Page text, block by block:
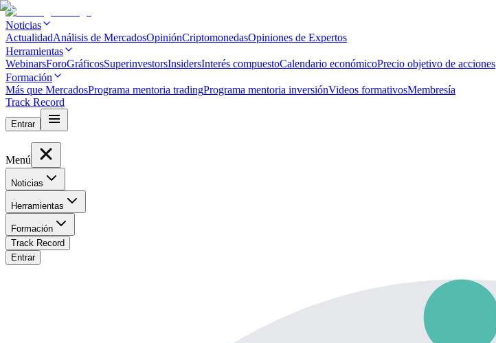
Noticias
ActualidadAnálisis de MercadosOpiniónCriptomonedasOpiniones de Expertos
Herramientas
WebinarsForoGráficosSuperinvestorsInsidersInterés compuestoCalendario económicoPrecio objetivo de acciones
Formación
Más que MercadosPrograma mentoria tradingPrograma mentoria inversiónVideos formativosMembresía
Track Record
Entrar
Menú
Noticias
Herramientas
Formación
Track Record
Entrar